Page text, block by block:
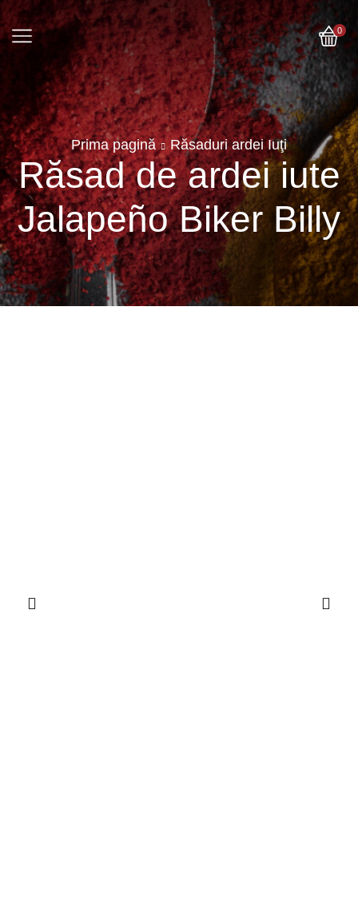
0
Prima pagină Răsaduri ardei Iuţi
Răsad de ardei iute
Jalapeño Biker Billy